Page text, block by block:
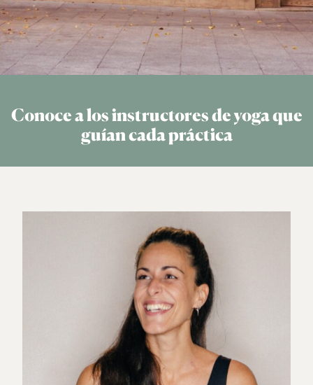
Conoce a los instructores de yoga que
guían cada práctica